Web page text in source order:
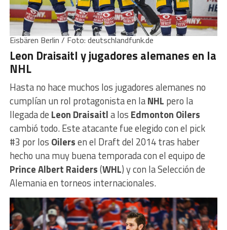
Eisbären Berlin / Foto: deutschlandfunk.de
Leon Draisaitl y jugadores alemanes en la
NHL
Hasta no hace muchos los jugadores alemanes no
cumplían un rol protagonista en laNHL pero la
llegada de Leon Draisaitla los Edmonton Oilers
cambió todo. Este atacante fue elegido con el pick
#3 por los Oilersen el Draft del 2014 tras haber
hecho una muy buena temporada con el equipo de
Prince Albert Raiders(WHL) y con la Selección de
Alemania en torneos internacionales.